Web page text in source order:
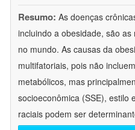
Resumo: As doenças
incluindo a obesidade, são
no mundo. As causas da
multifatoriais, pois não
metabólicos, mas
socioeconômica (SSE), estilo
raciais podem ser